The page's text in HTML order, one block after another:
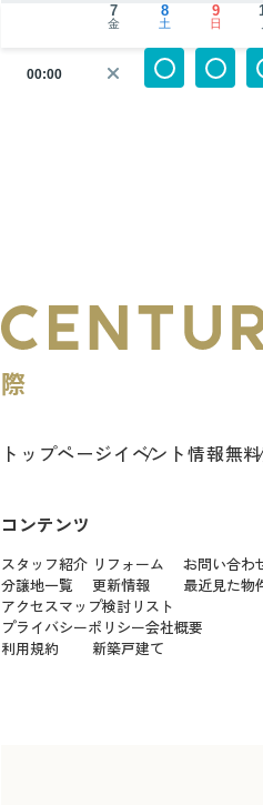
7
金
8
土
9
日
00:00
トップページイベント情報無
コンテンツ
スタッフ紹介 リフォーム
お問い合わ
分譲地一覧
更新情報
最近見た物
アクセスマップ検討リスト
プライバシーポリシー会社概要
利用規約
新築戸建て